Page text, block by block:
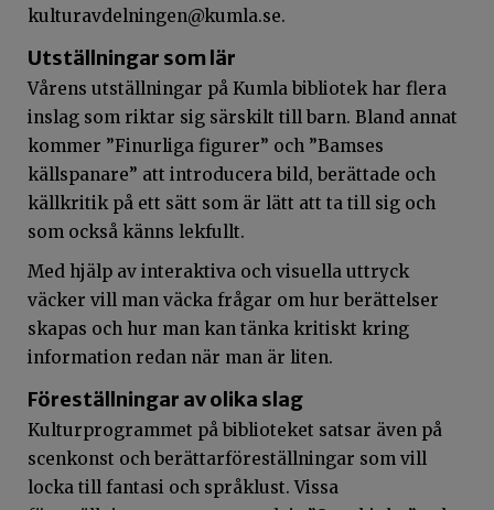
kulturavdelningen@kumla.se.
Utställningar som lär
Vårens utställningar på Kumla bibliotek har flera
inslag som riktar sig särskilt till barn. Bland annat
kommer ”Finurliga figurer” och ”Bamses
källspanare” att introducera bild, berättade och
källkritik på ett sätt som är lätt att ta till sig och
som också känns lekfullt.
Med hjälp av interaktiva och visuella uttryck
väcker vill man väcka frågar om hur berättelser
skapas och hur man kan tänka kritiskt kring
information redan när man är liten.
Föreställningar av olika slag
Kulturprogrammet på biblioteket satsar även på
scenkonst och berättarföreställningar som vill
locka till fantasi och språklust. Vissa